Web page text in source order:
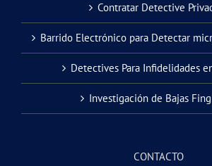
Contratar Detective
Barrido Electrónico para Detectar
Detectives Para Infidelidades
Investigación de Bajas
CONTACTO